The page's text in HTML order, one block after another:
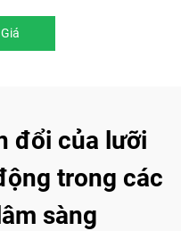
đổi của lưỡi
trong các
sàng